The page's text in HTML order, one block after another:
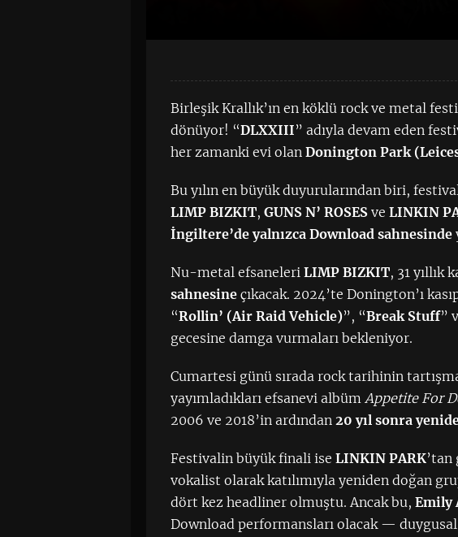
Birleşik Krallık’ın en köklü rock ve metal
dönüyor! “DLXXIII” adıyla devam eden
her zamanki evi olanDonington Park
Bu yılın en büyük duyurularından biri,
LIMP BIZKIT,GUNS N’ ROSES veLINKIN
İngiltere’de yalnızca Download sahnesinde
Nu-metal efsaneleriLIMP BIZKIT, 31 yıllık
sahnesine çıkacak. 2024’te Donington’ı
“Rollin’ (Air Raid Vehicle)”, “Break Stuff”
gecesine damga vurmaları bekleniyor.
Cumartesi günü sırada rock tarihinin
yayımladıkları efsanevi albümAppetite For
2006 ve 2018’in ardından20 yıl sonra
Festivalin büyük finali iseLINKIN PARK’tan
vokalist olarak katılımıyla yeniden doğan
dört kez headliner olmuştu. Ancak bu,Emily
Download performansları olacak —